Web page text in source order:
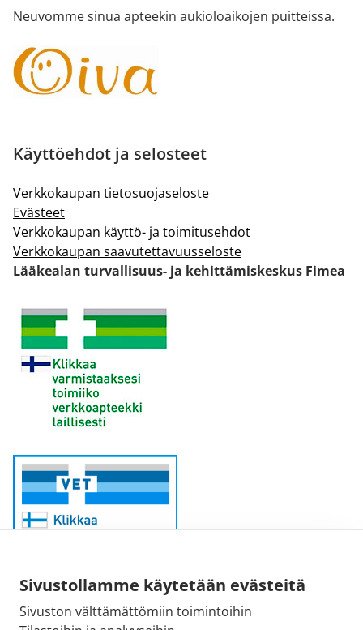
Sivustollamme käytetään evästeitä
Sivuston välttämättömiin toimintoihin
Neuvomme sinua apteekin aukioloaikojen puitteissa.
Käyttöehdot ja selosteet
Verkkokaupan tietosuojaseloste
Evästeet
Verkkokaupan käyttö- ja toimitusehdot
Verkkokaupan saavutettavuusseloste
Lääkealan turvallisuus- ja kehittämiskeskus Fimea
Sähköpostiosoite: